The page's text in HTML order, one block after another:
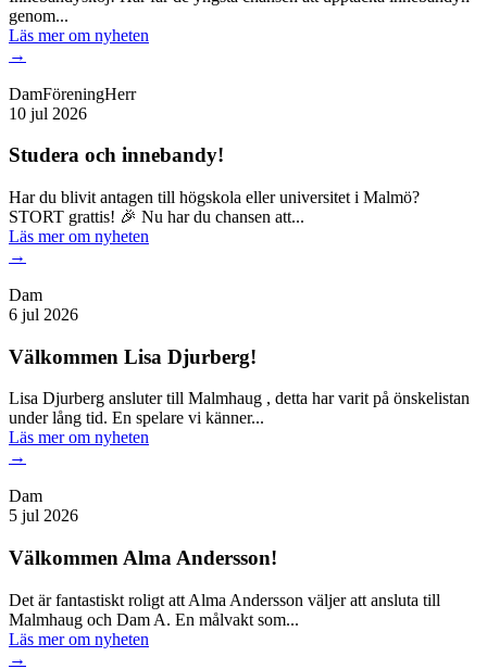
genom...
Läs merom nyheten
→
DamFöreningHerr
10 jul 2026
Studera och innebandy!
Har du blivit antagen till högskola eller universitet i Malmö?
STORT grattis! 🎉 Nu har du chansen att...
Läs merom nyheten
→
Dam
6 jul 2026
Välkommen Lisa Djurberg!
Lisa Djurberg ansluter till Malmhaug , detta har varit på önskelistan
under lång tid. En spelare vi känner...
Läs merom nyheten
→
Dam
5 jul 2026
Välkommen Alma Andersson!
Det är fantastiskt roligt att Alma Andersson väljer att ansluta till
Malmhaug och Dam A. En målvakt som...
Läs merom nyheten
→